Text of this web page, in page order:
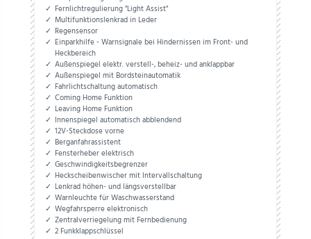
Fernlichtregulierung "Light Assist"
Multifunktionslenkrad in Leder
Regensensor
Einparkhilfe - Warnsignale bei Hindernissen im Front- und
Heckbereich
Außenspiegel elektr. verstell-, beheiz- und anklappbar
Außenspiegel mit Bordsteinautomatik
Fahrlichtschaltung automatisch
Coming Home Funktion
Leaving Home Funktion
Innenspiegel automatisch abblendend
12V-Steckdose vorne
Berganfahrassistent
Fensterheber elektrisch
Geschwindigkeitsbegrenzer
Heckscheibenwischer mit Intervallschaltung
Lenkrad höhen- und längsverstellbar
Warnleuchte für Waschwasserstand
Wegfahrsperre elektronisch
Zentralverriegelung mit Fernbedienung
2 Funkklappschlüssel